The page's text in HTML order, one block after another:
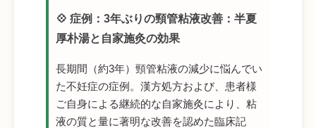
💠 症例：3年ぶりの頸管粘液改善：半夏
厚朴湯と自家施灸の効果
長期間（約3年）頸管粘液の減少に悩んでい
た不妊症の症例。漢方処方および、患者様
ご自身による継続的な自家施灸により、粘
液の質と量に著明な改善を認めた臨床記